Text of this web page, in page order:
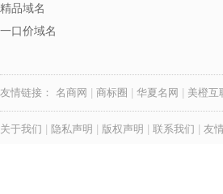
精品域名
一口价域名
友情链接： 名商网 商标圈 华夏名网 美橙互
关于我们 隐私声明 版权声明 联系我们 友